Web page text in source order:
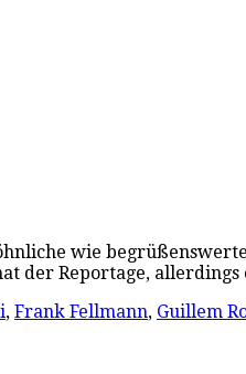
wie
der Reportage,
, Frank Fellmann, Guillem